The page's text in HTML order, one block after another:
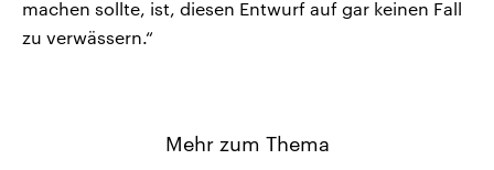
machen sollte, ist, diesen Entwurf auf gar keinen Fall
zu verwässern.“
Mehr zum Thema